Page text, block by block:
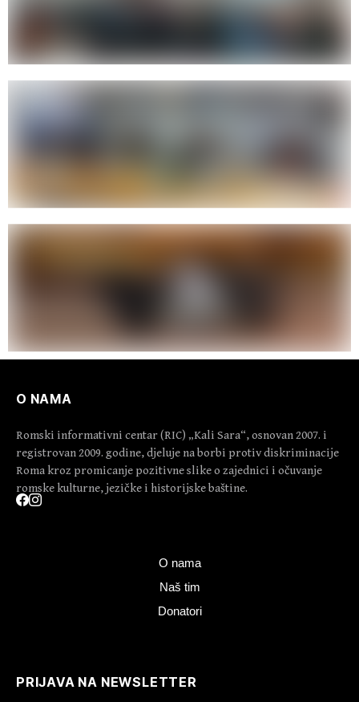
O NAMA
Romski informativni centar (RIC) „Kali Sara“, osnovan 2007. i
registrovan 2009. godine, djeluje na borbi protiv diskriminacije
Roma kroz promicanje pozitivne slike o zajednici i očuvanje
romske kulturne, jezičke i historijske baštine.
O nama
Naš tim
Donatori
PRIJAVA NA NEWSLETTER